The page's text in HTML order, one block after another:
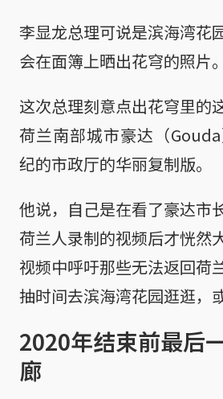
李显龙总理可说是滨海湾花
会在面簿上晒出花穹的照片。
这次总理刻意点出花穹里的
荷兰南部城市豪达（
纪的市政厅的华丽复制版。
他说，自己是在看了豪达市
荷兰人录制的视频后才恍然
视频中呼吁那些无法返回荷
抽时间去滨海湾花园逛逛，
2020年结束前最后
廊